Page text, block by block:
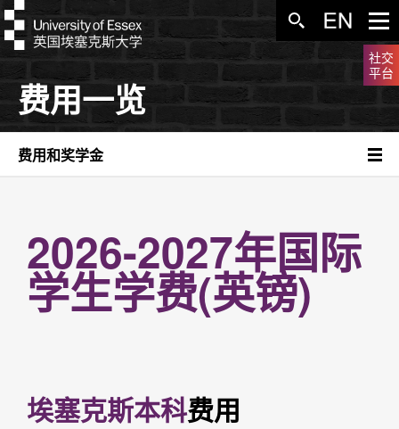
社交
平台
费用一览
费用和奖学金
2026-2027年国际
学生学费(英镑)
埃塞克斯本科费用